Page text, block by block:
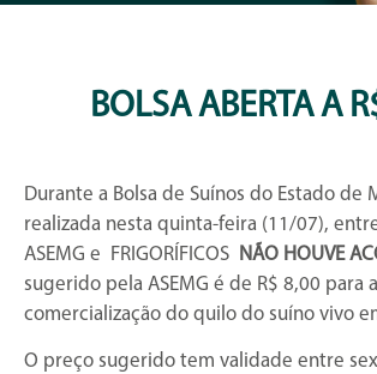
BOLSA ABERTA A
Durante a Bolsa de Suínos do Estado de
realizada nesta quinta-feira (11/07), entre
ASEMG e FRIGORÍFICOS
NÃO HOUVE
sugerido pela ASEMG é de R$ 8,00 para a
comercialização do quilo do suíno vivo
O preço sugerido tem validade entre